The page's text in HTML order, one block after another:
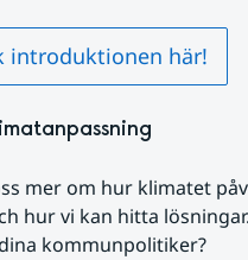
introduktionen här!
mer om hur klimatet
hur vi kan hitta
kommunpolitiker?